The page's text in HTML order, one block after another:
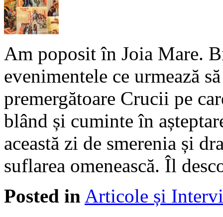
Am poposit în Joia Mare.
evenimentele ce urmează
premergătoare Crucii pe
blând și cuminte în
această zi de smerenia și
suflarea omenească. Îl
Posted in Articole și